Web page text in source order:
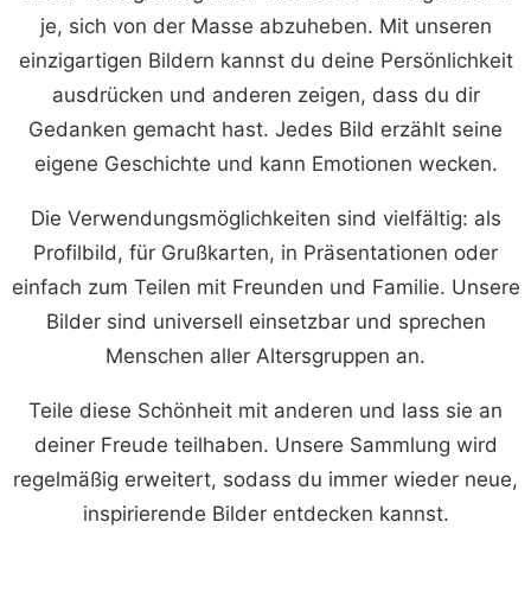
je, sich von der Masse abzuheben. Mit unseren
einzigartigen Bildern kannst du deine Persönlichkeit
ausdrücken und anderen zeigen, dass du dir
Gedanken gemacht hast. Jedes Bild erzählt seine
eigene Geschichte und kann Emotionen wecken.
Die Verwendungsmöglichkeiten sind vielfältig: als
Profilbild, für Grußkarten, in Präsentationen oder
einfach zum Teilen mit Freunden und Familie. Unsere
Bilder sind universell einsetzbar und sprechen
Menschen aller Altersgruppen an.
Teile diese Schönheit mit anderen und lass sie an
deiner Freude teilhaben. Unsere Sammlung wird
regelmäßig erweitert, sodass du immer wieder neue,
inspirierende Bilder entdecken kannst.